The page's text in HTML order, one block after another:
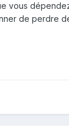
vous
de perdre